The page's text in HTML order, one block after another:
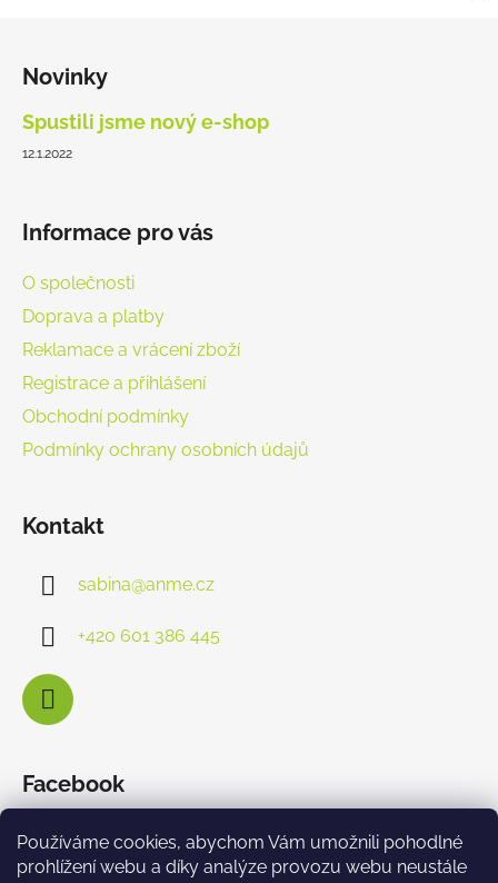
Používáme cookies, abychom Vám umožnili pohodlné
prohlížení webu a díky analýze provozu webu neustále
Novinky
Spustili jsme nový e-shop
12.1.2022
Informace pro vás
O společnosti
Doprava a platby
Reklamace a vrácení zboží
Registrace a přihlášení
Obchodní podmínky
Podmínky ochrany osobních údajů
Kontakt
sabina@anme.cz
+420 601 386 445
Facebook